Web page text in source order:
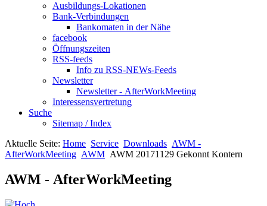
Ausbildungs-Lokationen
Bank-Verbindungen
Bankomaten in der Nähe
facebook
Öffnungszeiten
RSS-feeds
Info zu RSS-NEWs-Feeds
Newsletter
Newsletter - AfterWorkMeeting
Interessensvertretung
Suche
Sitemap / Index
Aktuelle Seite: Home Service Downloads AWM -
AfterWorkMeeting AWM AWM 20171129 Gekonnt Kontern
AWM - AfterWorkMeeting